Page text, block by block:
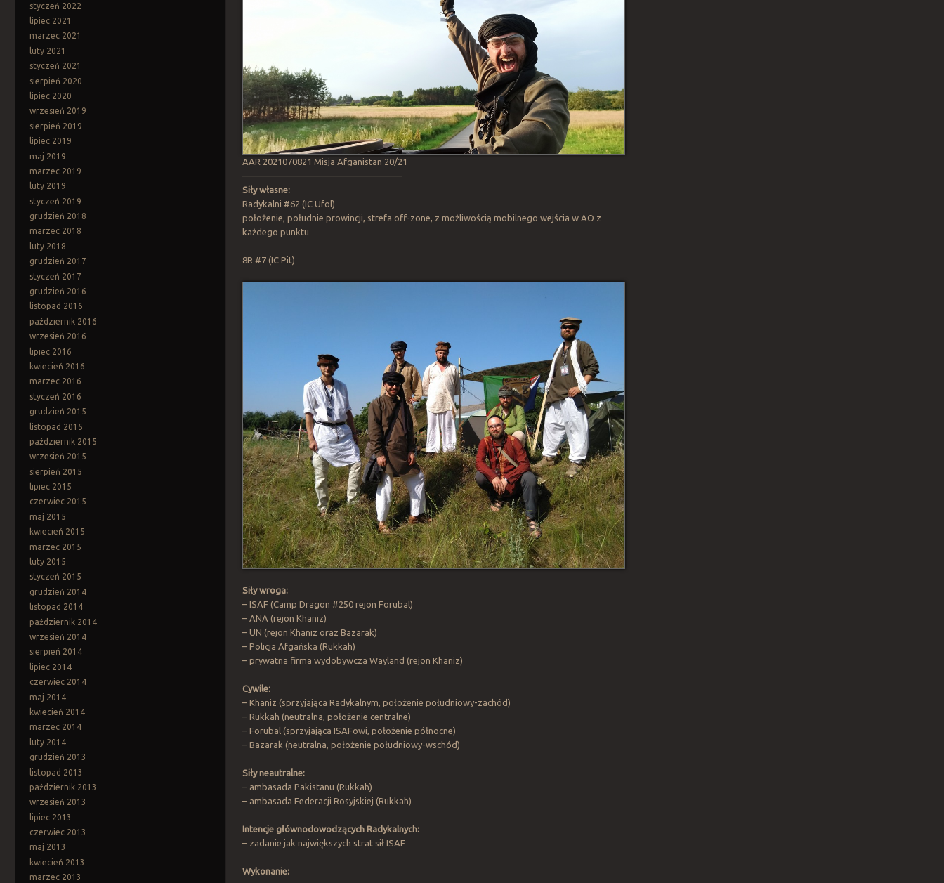
styczeń 2022
lipiec 2021
marzec 2021
luty 2021
styczeń 2021
sierpień 2020
lipiec 2020
wrzesień 2019
sierpień 2019
lipiec 2019
maj 2019
marzec 2019
luty 2019
styczeń 2019
grudzień 2018
marzec 2018
luty 2018
grudzień 2017
styczeń 2017
grudzień 2016
listopad 2016
październik 2016
wrzesień 2016
lipiec 2016
kwiecień 2016
marzec 2016
styczeń 2016
grudzień 2015
listopad 2015
październik 2015
wrzesień 2015
sierpień 2015
lipiec 2015
czerwiec 2015
maj 2015
kwiecień 2015
marzec 2015
luty 2015
styczeń 2015
grudzień 2014
listopad 2014
październik 2014
wrzesień 2014
sierpień 2014
lipiec 2014
czerwiec 2014
maj 2014
kwiecień 2014
marzec 2014
luty 2014
grudzień 2013
listopad 2013
październik 2013
wrzesień 2013
lipiec 2013
czerwiec 2013
maj 2013
kwiecień 2013
marzec 2013
AAR 2021070821 Misja Afganistan 20/21
—————————————————–
Siły własne:
Radykalni #62 (IC Ufol)
położenie, południe prowincji, strefa off-zone, z możliwością mobilnego wejścia w AO z
każdego punktu
8R #7 (IC Pit)
Siły wroga:
– ISAF (Camp Dragon #250 rejon Forubal)
– ANA (rejon Khaniz)
– UN (rejon Khaniz oraz Bazarak)
– Policja Afgańska (Rukkah)
– prywatna firma wydobywcza Wayland (rejon Khaniz)
Cywile:
– Khaniz (sprzyjająca Radykalnym, położenie południowy-zachód)
– Rukkah (neutralna, położenie centralne)
– Forubal (sprzyjająca ISAFowi, położenie północne)
– Bazarak (neutralna, położenie południowy-wschód)
Siły neautralne:
– ambasada Pakistanu (Rukkah)
– ambasada Federacji Rosyjskiej (Rukkah)
Intencje głównodowodzących Radykalnych:
– zadanie jak największych strat sił ISAF
Wykonanie: